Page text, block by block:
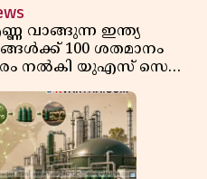
വാങ്ങുന്ന ഇന്ത്യ
100 ശതമാനം
നൽകി യുഎസ് സെനറ്റ്